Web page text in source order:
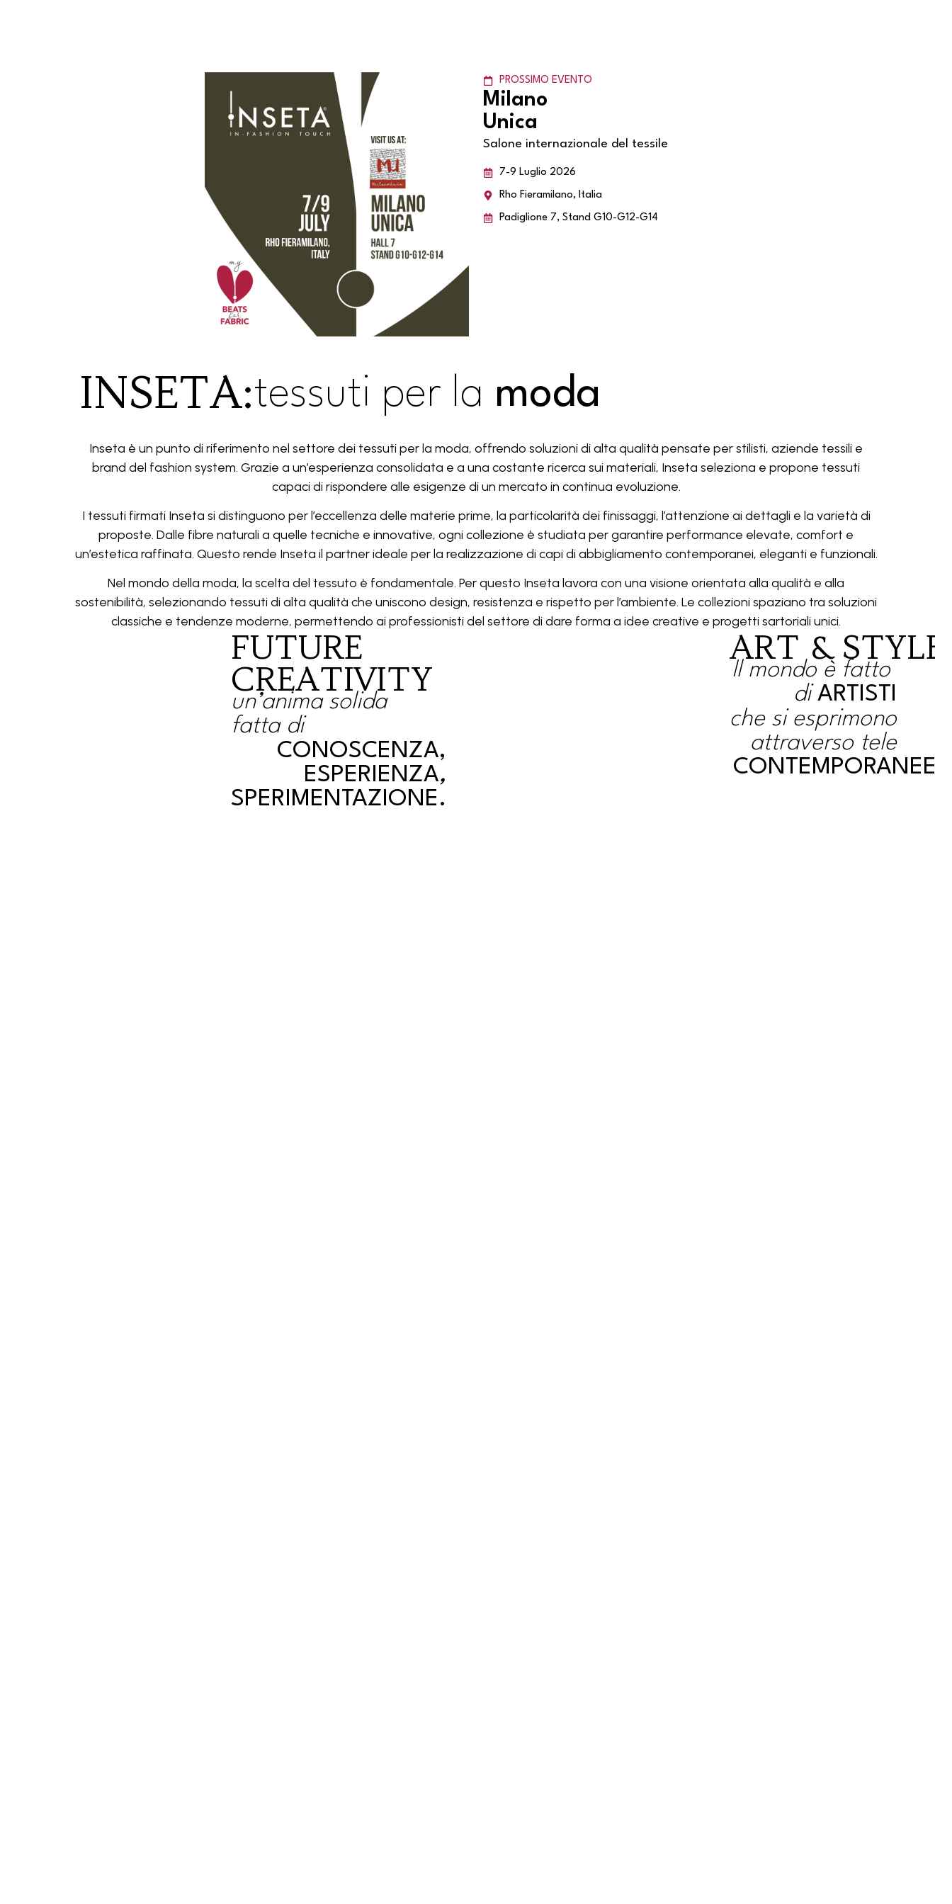
PROSSIMO EVENTO
Milano
Unica
Salone internazionale del tessile
7-9 Luglio 2026
Rho Fieramilano, Italia
Padiglione 7, Stand G10-G12-G14
INSETA:tessuti per la moda
Inseta è un punto di riferimento nel settore dei tessuti per la moda, offrendo soluzioni di alta qualità pensate per stilisti, aziende tessili e
brand del fashion system. Grazie a un’esperienza consolidata e a una costante ricerca sui materiali, Inseta seleziona e propone tessuti
capaci di rispondere alle esigenze di un mercato in continua evoluzione.
I tessuti firmati Inseta si distinguono per l’eccellenza delle materie prime, la particolarità dei finissaggi, l’attenzione ai dettagli e la varietà di
proposte. Dalle fibre naturali a quelle tecniche e innovative, ogni collezione è studiata per garantire performance elevate, comfort e
un’estetica raffinata. Questo rende Inseta il partner ideale per la realizzazione di capi di abbigliamento contemporanei, eleganti e funzionali.
Nel mondo della moda, la scelta del tessuto è fondamentale. Per questo Inseta lavora con una visione orientata alla qualità e alla
sostenibilità, selezionando tessuti di alta qualità che uniscono design, resistenza e rispetto per l’ambiente. Le collezioni spaziano tra soluzioni
classiche e tendenze moderne, permettendo ai professionisti del settore di dare forma a idee creative e progetti sartoriali unici.
FUTURE
CREATIVITY
un’anima solida
fatta di
CONOSCENZA,
ESPERIENZA,
SPERIMENTAZIONE.
ART & STYLE
Il mondo è fatto
di ARTISTI
che si esprimono
attraverso tele
CONTEMPORANEE.